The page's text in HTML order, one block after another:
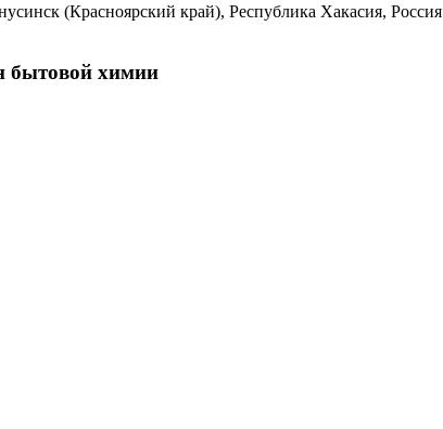
(Красноярский край), Республика Хакасия, Россия
бытовой химии